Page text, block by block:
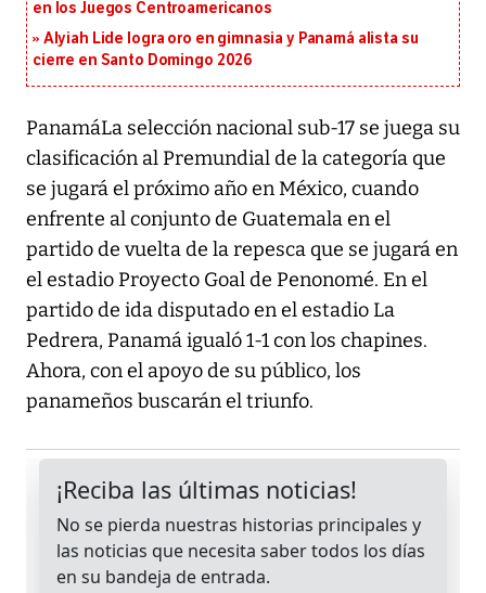
en los Juegos Centroamericanos
Alyiah Lide logra oro en gimnasia y Panamá alista su
cierre en Santo Domingo 2026
PanamáLa selección nacional sub-17 se juega su
clasificación al Premundial de la categoría que
se jugará el próximo año en México, cuando
enfrente al conjunto de Guatemala en el
partido de vuelta de la repesca que se jugará en
el estadio Proyecto Goal de Penonomé. En el
partido de ida disputado en el estadio La
Pedrera, Panamá igualó 1-1 con los chapines.
Ahora, con el apoyo de su público, los
panameños buscarán el triunfo.